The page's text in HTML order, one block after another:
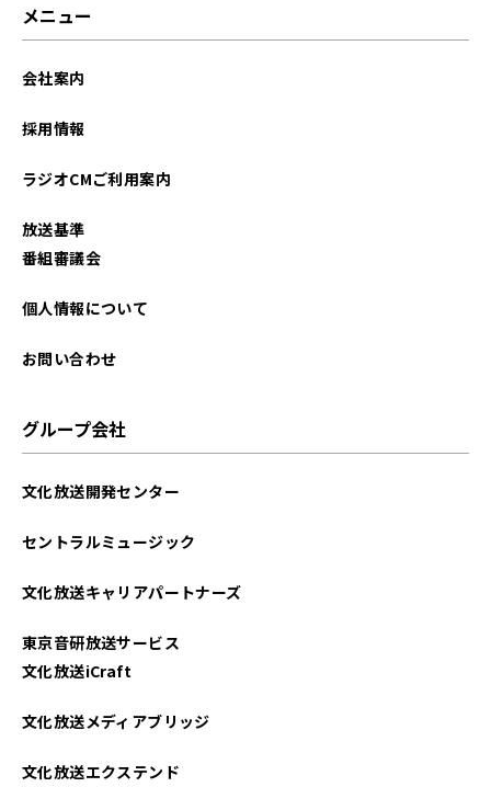
2025年09月
2025年06月
2024年01月
2023年10月
メニュー
会社案内
採用情報
ラジオCMご利用案内
放送基準
番組審議会
個人情報について
お問い合わせ
グループ会社
文化放送開発センター
セントラルミュージック
文化放送キャリアパートナーズ
東京音研放送サービス
文化放送iCraft
文化放送メディアブリッジ
文化放送エクステンド